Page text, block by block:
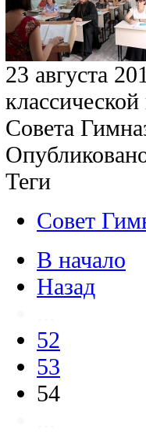
23 августа
Совета
Теги
Совет
В начало
Назад
52
53
54